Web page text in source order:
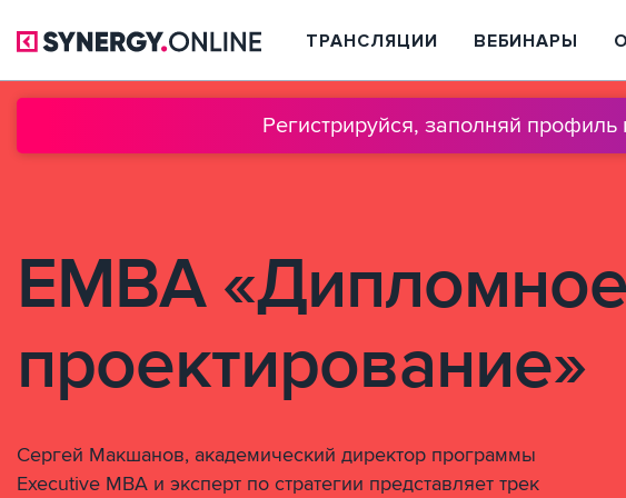
ТРАНСЛЯЦИИ ВЕБИНАРЫ
Регистрируйся, заполняй
EMBA «Дипломное
проектирование»
Сергей Макшанов, академический директор программы
Executive MBA и эксперт по стратегии представляет трек